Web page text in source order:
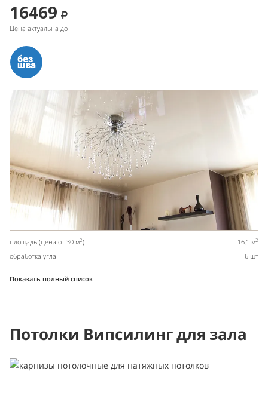
16469
Цена актуальна до
площадь (цена от 30 м2) 16,1 м2
обработка угла 6 шт
Показать полный список
Потолки Випсилинг для зала